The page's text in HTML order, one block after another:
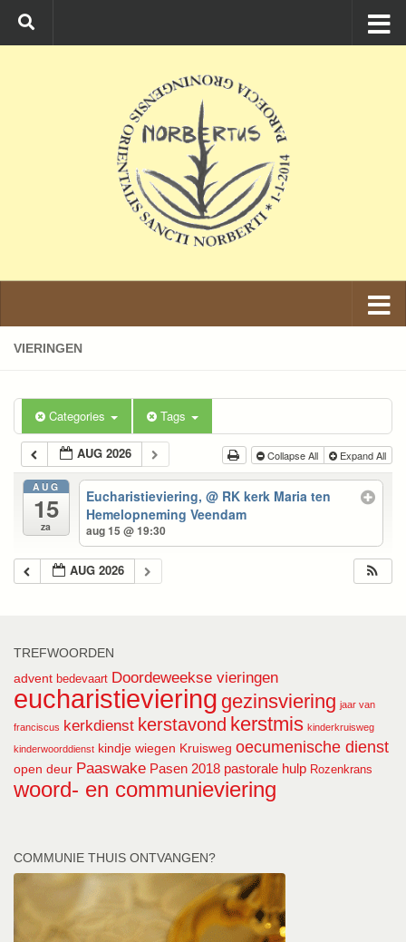
Ga naar de inhoud
VIERINGEN
Categories Tags
AUG 2026 Collapse All Expand All
AUG
15
za
Eucharistieviering,@ RK kerk Maria ten
Hemelopneming Veendam
aug 15 @ 19:30
AUG 2026
TREFWOORDEN
advent bedevaart Doordeweekse vieringen
eucharistieviering gezinsviering jaar van
franciscus kerkdienst kerstavond kerstmis kinderkruisweg
kinderwoorddienst kindje wiegen Kruisweg oecumenische dienst
open deur Paaswake Pasen 2018 pastorale hulp Rozenkrans
woord- en communieviering
COMMUNIE THUIS ONTVANGEN?